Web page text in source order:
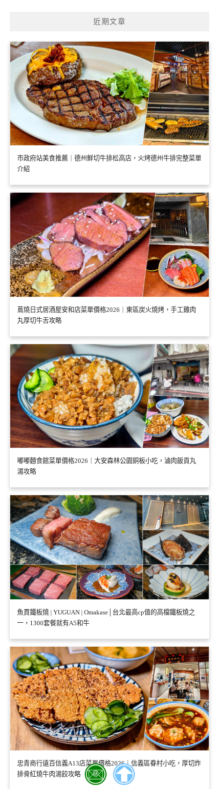
近期文章
市政府站美食推薦｜德州鮮切牛排松高店，火烤德州牛排完整菜單
介紹
蔦燒日式居酒屋安和店菜單價格2026｜東區炭火燒烤，手工雞肉
丸厚切牛舌攻略
嘟嘟麵食館菜單價格2026｜大安森林公園銅板小吃，滷肉飯貢丸
湯攻略
魚貫鐵板燒 | YUGUAN | Omakase│台北最高cp值的高檔鐵板燒之
一，1300套餐就有A5和牛
忠青商行遠百信義A13店菜單價格2026｜信義區眷村小吃，厚切炸
排骨紅燒牛肉湯餃攻略